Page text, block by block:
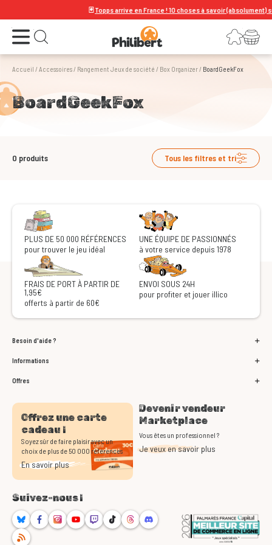
🃏Topps arrive en France ! 10 choses à savoir (absolument)
Ouvrir le menu Ouvrir la recherche Connexion
Votre panier
Accueil /Accessoires/ Rangement Jeux de société / Box Organizer/ BoardGeekFox
BoardGeekFox
0 produits Tous les filtres et tri
PLUS DE 50 000 RÉFÉRENCES
pour trouver le jeu idéal
UNE ÉQUIPE DE PASSIONNÉS
à votre service depuis 1978
FRAIS DE PORT À PARTIR DE
1,95€
offerts à partir de 60€
ENVOI SOUS 24H
pour profiter et jouer illico
Besoin d'aide ?
Informations
Offres
Offrez une carte
cadeau !
Soyez sûr de faire plaisir avec un
choix de plus de 50 000 références
En savoir plus
Devenir vendeur
Marketplace
Vous êtes un professionnel ?
Je veux en savoir plus
Suivez-nous !
BlueskyFacebookInstagram
YoutubeTwitchTikTokThreadsDiscord
RSS